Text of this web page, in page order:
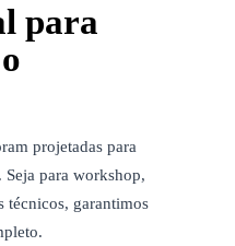
para
projetadas para
para workshop,
técnicos, garantimos